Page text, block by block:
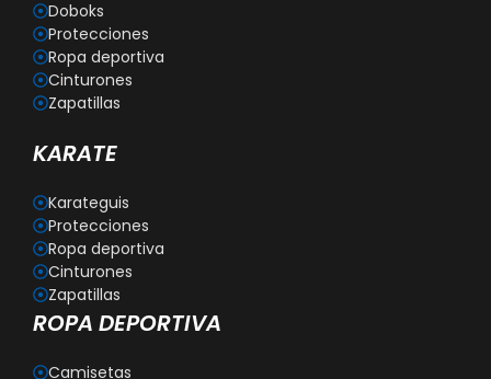
Doboks
Protecciones
Ropa deportiva
Cinturones
Zapatillas
KARATE
Karateguis
Protecciones
Ropa deportiva
Cinturones
Zapatillas
ROPA DEPORTIVA
Camisetas